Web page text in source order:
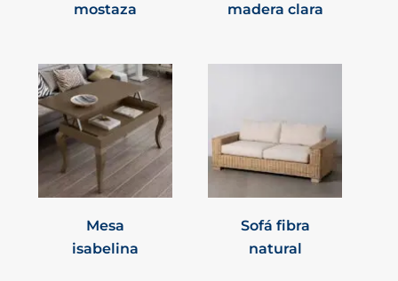
mostaza
madera clara
Mesa
isabelina
Sofá fibra
natural